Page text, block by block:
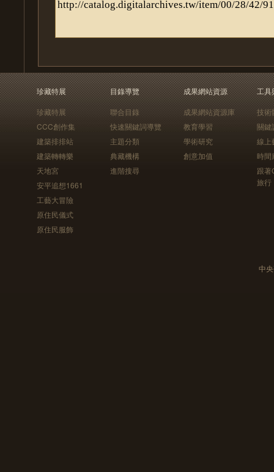
珍藏特展
珍藏特展
CCC創作集
建築排排站
建築轉轉樂
天地宮
安平追想1661
工藝大冒險
原住民儀式
原住民服飾
目錄導覽
聯合目錄
快速關鍵詞導覽
主題分類
典藏機構
進階搜尋
成果網站資源
成果網站資源庫
教育學習
學術研究
創意加值
工具
技術
關鍵
線上
時間
跟
旅行
中